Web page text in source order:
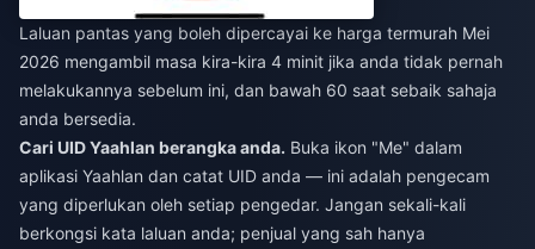
Laluan pantas yang boleh dipercayai ke harga termurah Mei
2026 mengambil masa kira-kira 4 minit jika anda tidak pernah
melakukannya sebelum ini, dan bawah 60 saat sebaik sahaja
anda bersedia.
Cari UID Yaahlan berangka anda. Buka ikon "Me" dalam
aplikasi Yaahlan dan catat UID anda — ini adalah pengecam
yang diperlukan oleh setiap pengedar. Jangan sekali-kali
berkongsi kata laluan anda; penjual yang sah hanya